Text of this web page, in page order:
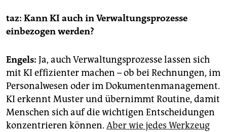
taz: Kann KI auch in Verwaltungsprozesse
einbezogen werden?
Engels: Ja, auch Verwaltungsprozesse lassen sich
mit KI effizienter machen – ob bei Rechnungen, im
Personalwesen oder im Dokumentenmanagement.
KI erkennt Muster und übernimmt Routine, damit
Menschen sich auf die wichtigen Entscheidungen
konzentrieren können. Aber wie jedes Werkzeug